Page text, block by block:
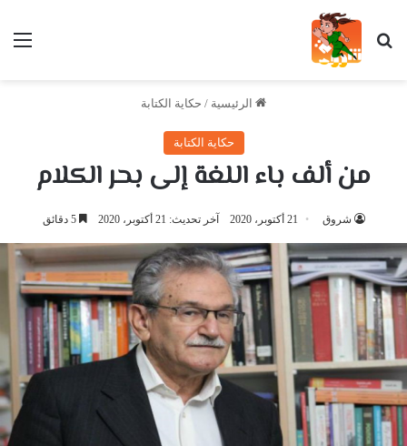
بحث عن
الرئيسية / حكاية الكتابة
حكاية الكتابة
من ألف باء اللغة إلى بحر الكلام
شروق 21 أكتوبر، 2020 آخر تحديث: 21 أكتوبر، 2020 5 دقائق